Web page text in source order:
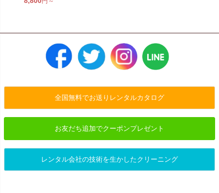
全国無料でお送りレンタルカタログ
お友だち追加でクーポンプレゼント
レンタル会社の技術を生かしたクリーニング